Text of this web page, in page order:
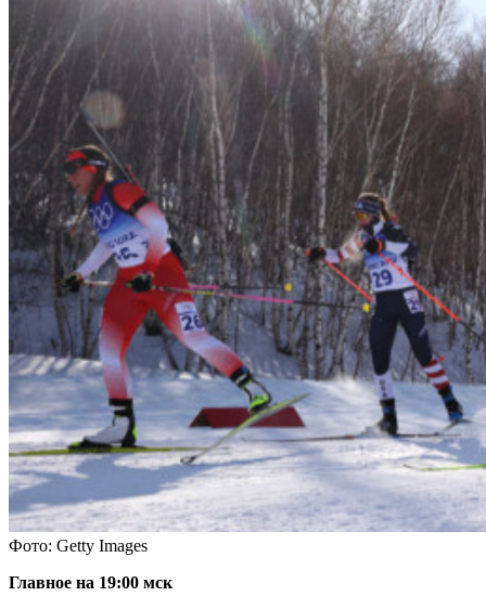
Фото: Getty Images
Главное на 19:00 мск